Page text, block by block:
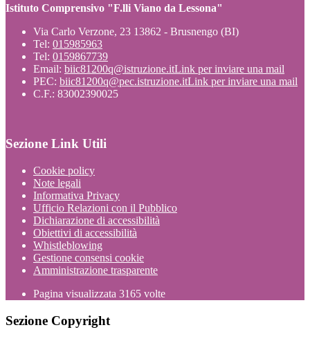
Istituto Comprensivo "F.lli Viano da Lessona"
Via Carlo Verzone, 23 13862 - Brusnengo (BI)
Tel: 015985963
Tel: 0159867739
Email: biic81200q@istruzione.itLink per inviare una mail
PEC: biic81200q@pec.istruzione.itLink per inviare una mail
C.F.: 83002390025
Sezione Link Utili
Cookie policy
Note legali
Informativa Privacy
Ufficio Relazioni con il Pubblico
Dichiarazione di accessibilità
Obiettivi di accessibilità
Whistleblowing
Gestione consensi cookie
Amministrazione trasparente
Pagina visualizzata 3165 volte
Sezione Copyright